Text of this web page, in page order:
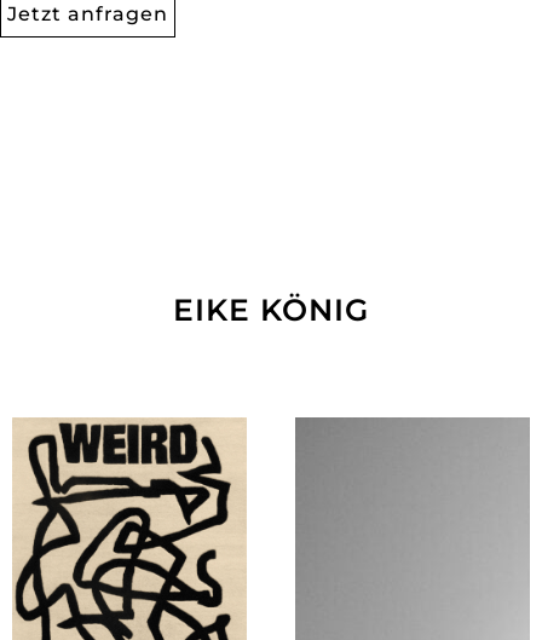
Jetzt anfragen
EIKE KÖNIG